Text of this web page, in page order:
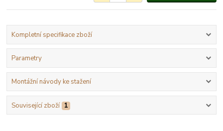
Kompletní specifikace zboží
Parametry
Montážní návody ke stažení
Související zboží 1